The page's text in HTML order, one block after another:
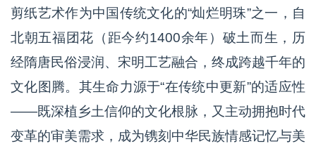
剪纸艺术作为中国传统文化的“灿烂明珠”之一，自
北朝五福团花（距今约1400余年）破土而生，历
经隋唐民俗浸润、宋明工艺融合，终成跨越千年的
文化图腾。其生命力源于“在传统中更新”的适应性
——既深植乡土信仰的文化根脉，又主动拥抱时代
变革的审美需求，成为镌刻中华民族情感记忆与美